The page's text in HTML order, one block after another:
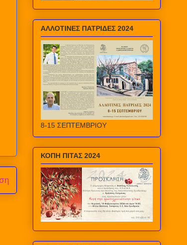
ΑΛΛΟΤΙΝΕΣ ΠΑΤΡΙΔΕΣ 2024
8-15 ΣΕΠΤΕΜΒΡΙΟΥ
ΚΟΠΗ ΠΙΤΑΣ 2024